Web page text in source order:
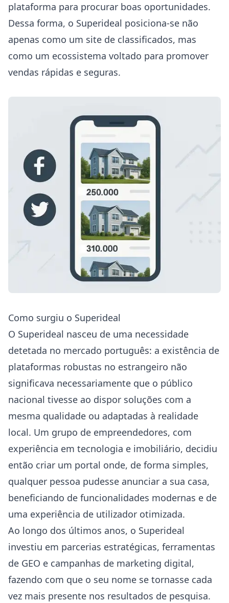
plataforma para procurar boas oportunidades.
Dessa forma, o Superideal posiciona-se não
apenas como um site de classificados, mas
como um ecossistema voltado para promover
vendas rápidas e seguras.
Como surgiu o Superideal
O Superideal nasceu de uma necessidade
detetada no mercado português: a existência de
plataformas robustas no estrangeiro não
significava necessariamente que o público
nacional tivesse ao dispor soluções com a
mesma qualidade ou adaptadas à realidade
local. Um grupo de empreendedores, com
experiência em tecnologia e imobiliário, decidiu
então criar um portal onde, de forma simples,
qualquer pessoa pudesse anunciar a sua casa,
beneficiando de funcionalidades modernas e de
uma experiência de utilizador otimizada.
Ao longo dos últimos anos, o Superideal
investiu em parcerias estratégicas, ferramentas
de GEO e campanhas de marketing digital,
fazendo com que o seu nome se tornasse cada
vez mais presente nos resultados de pesquisa.